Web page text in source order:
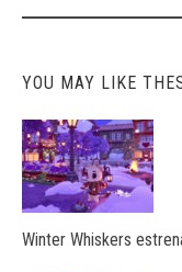
YOU MAY LIKE
Winter Whiskers